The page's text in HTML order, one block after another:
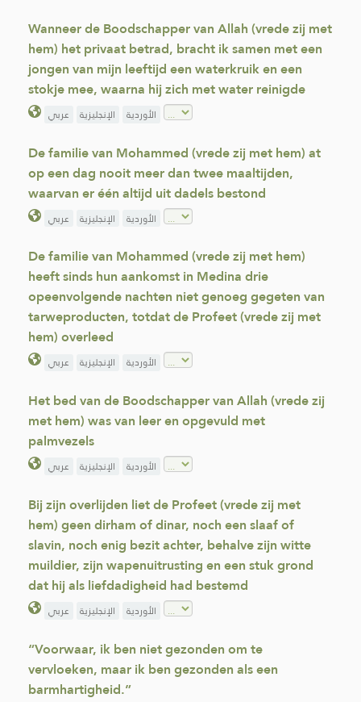
Wanneer de Boodschapper van Allah (vrede zij met
hem) het privaat betrad, bracht ik samen met een
jongen van mijn leeftijd een waterkruik en een
stokje mee, waarna hij zich met water reinigde
عربي الإنجليزية الأوردية
De familie van Mohammed (vrede zij met hem) at
op een dag nooit meer dan twee maaltijden,
waarvan er één altijd uit dadels bestond
عربي الإنجليزية الأوردية
De familie van Mohammed (vrede zij met hem)
heeft sinds hun aankomst in Medina drie
opeenvolgende nachten niet genoeg gegeten van
tarweproducten, totdat de Profeet (vrede zij met
hem) overleed
عربي الإنجليزية الأوردية
Het bed van de Boodschapper van Allah (vrede zij
met hem) was van leer en opgevuld met
palmvezels
عربي الإنجليزية الأوردية
Bij zijn overlijden liet de Profeet (vrede zij met
hem) geen dirham of dinar, noch een slaaf of
slavin, noch enig bezit achter, behalve zijn witte
muildier, zijn wapenuitrusting en een stuk grond
dat hij als liefdadigheid had bestemd
عربي الإنجليزية الأوردية
“Voorwaar, ik ben niet gezonden om te
vervloeken, maar ik ben gezonden als een
barmhartigheid.”